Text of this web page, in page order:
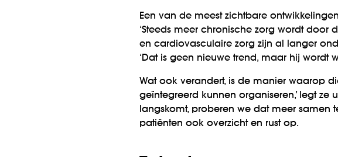
Een van de meest zichtbare
‘Steeds meer chronische zorg wordt door
en cardiovasculaire zorg zijn al langer
‘Dat is geen nieuwe trend, maar hij wordt
Wat ook verandert, is de manier waarop
geïntegreerd kunnen organiseren,’ legt
langskomt, proberen we dat meer samen
patiënten ook overzicht en rust op.